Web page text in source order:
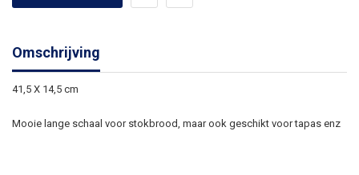
Omschrijving
41,5 X 14,5 cm
Mooie lange schaal voor stokbrood, maar ook geschikt voor tapas enz